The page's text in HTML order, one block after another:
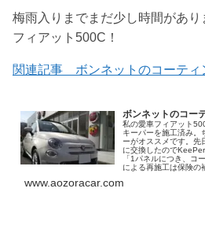
梅雨入りまでまだ少し時間があり
フィアット500C！
関連記事 ボンネットのコーティ
ボンネットのコー
私の愛車フィアット
キーパーを施工済み。
ーがオススメです。先
に交換したので
「1パネルにつき、コ
による再施工は保険の
www.aozoracar.com